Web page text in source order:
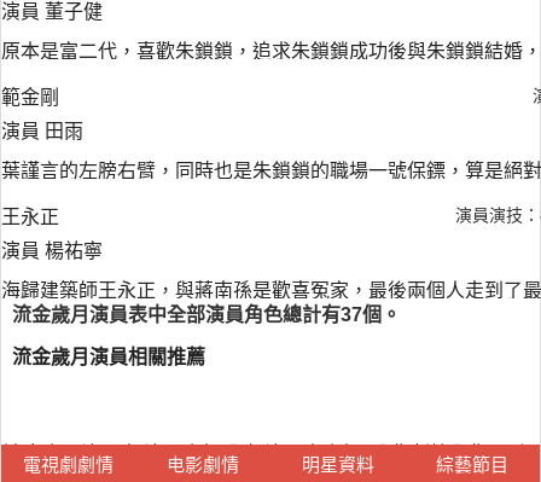
演員 董子健
原本是富二代，喜歡朱鎖鎖，追求朱鎖鎖成功後與朱鎖鎖結婚
範金剛
演員 田雨
葉謹言的左膀右臂，同時也是朱鎖鎖的職場一號保鏢，算是絕
王永正
演員 楊祐寧
演員演技：
海歸建築師王永正，與蔣南孫是歡喜冤家，最後兩個人走到了
流金歲月演員表中全部演員角色總計有37個。
流金歲月演員相關推薦
電視劇劇情 电影劇情 明星資料 綜藝節目
流金歲月演員表,演員介紹,全部演員表介紹_分集劇情全集_電視